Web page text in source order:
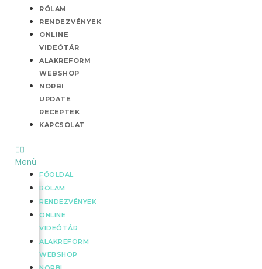
content
RÓLAM
RENDEZVÉNYEK
ONLINE
VIDEÓTÁR
ALAKREFORM
WEBSHOP
NORBI
UPDATE
RECEPTEK
KAPCSOLAT
Menü
FŐOLDAL
RÓLAM
RENDEZVÉNYEK
ONLINE
VIDEÓTÁR
ALAKREFORM
WEBSHOP